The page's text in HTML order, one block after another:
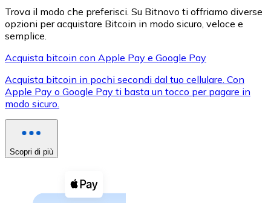
XRP
XRP
Vedi tutto
Buoni cripto
Acquista criptovalute in contanti e altri mezzi di
Trova il modo che preferisci. Su Bitnovo ti offriamo diverse
opzioni per acquistare Bitcoin in modo sicuro, veloce e
semplice.
Acquista bitcoin con Apple Pay e Google Pay
Acquista bitcoin in pochi secondi dal tuo cellulare. Con
Apple Pay o Google Pay ti basta un tocco per pagare in
modo sicuro.
Scopri di più